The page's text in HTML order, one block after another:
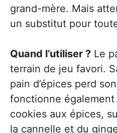
grand-mère. Mais
un substitut pour
Quand l’utiliser ? Le
terrain de jeu favori.
pain d’épices perd
fonctionne
cookies aux épices,
la cannelle et du